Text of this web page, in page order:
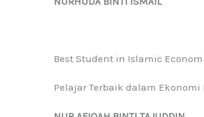
Best Student in Islamic
Pelajar Terbaik dalam Ekonomi